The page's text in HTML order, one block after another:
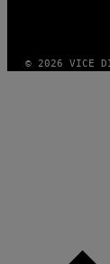
© 2026 VICE